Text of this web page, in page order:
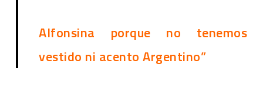
Alfonsina porque no tenemos
vestido ni acento Argentino”